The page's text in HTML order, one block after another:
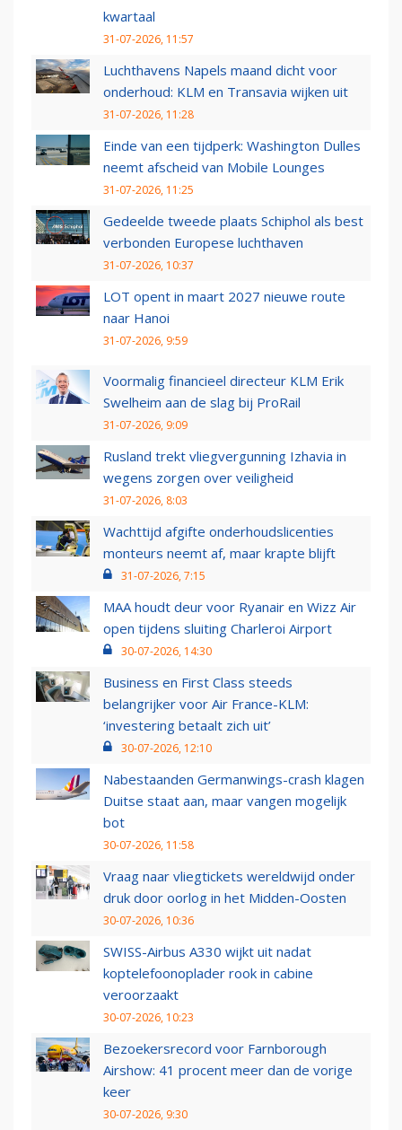
kwartaal
31-07-2026, 11:57
Luchthavens Napels maand dicht voor
onderhoud: KLM en Transavia wijken uit
31-07-2026, 11:28
Einde van een tijdperk: Washington Dulles
neemt afscheid van Mobile Lounges
31-07-2026, 11:25
Gedeelde tweede plaats Schiphol als best
verbonden Europese luchthaven
31-07-2026, 10:37
LOT opent in maart 2027 nieuwe route
naar Hanoi
31-07-2026, 9:59
Voormalig financieel directeur KLM Erik
Swelheim aan de slag bij ProRail
31-07-2026, 9:09
Rusland trekt vliegvergunning Izhavia in
wegens zorgen over veiligheid
31-07-2026, 8:03
Wachttijd afgifte onderhoudslicenties
monteurs neemt af, maar krapte blijft
31-07-2026, 7:15
MAA houdt deur voor Ryanair en Wizz Air
open tijdens sluiting Charleroi Airport
30-07-2026, 14:30
Business en First Class steeds
belangrijker voor Air France-KLM:
‘investering betaalt zich uit’
30-07-2026, 12:10
Nabestaanden Germanwings-crash klagen
Duitse staat aan, maar vangen mogelijk
bot
30-07-2026, 11:58
Vraag naar vliegtickets wereldwijd onder
druk door oorlog in het Midden-Oosten
30-07-2026, 10:36
SWISS-Airbus A330 wijkt uit nadat
koptelefoonoplader rook in cabine
veroorzaakt
30-07-2026, 10:23
Bezoekersrecord voor Farnborough
Airshow: 41 procent meer dan de vorige
keer
30-07-2026, 9:30